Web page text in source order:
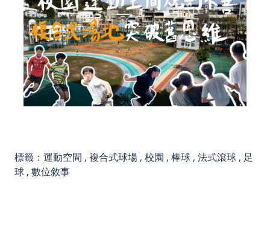
標籤： 運動空間 , 複合式球場 , 校園 , 棒球 , 法式滾球 , 足
球 , 數位敘事